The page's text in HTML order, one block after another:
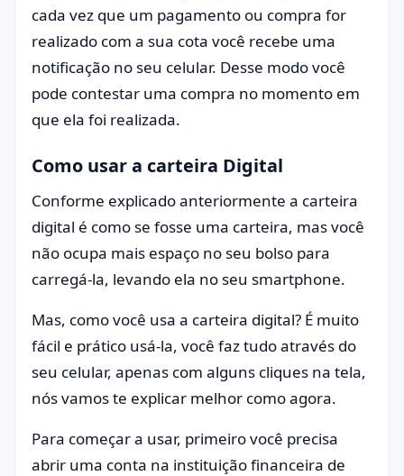
cada vez que um pagamento ou compra for
realizado com a sua cota você recebe uma
notificação no seu celular. Desse modo você
pode contestar uma compra no momento em
que ela foi realizada.
Como usar a carteira Digital
Conforme explicado anteriormente a carteira
digital é como se fosse uma carteira, mas você
não ocupa mais espaço no seu bolso para
carregá-la, levando ela no seu smartphone.
Mas, como você usa a carteira digital? É muito
fácil e prático usá-la, você faz tudo através do
seu celular, apenas com alguns cliques na tela,
nós vamos te explicar melhor como agora.
Para começar a usar, primeiro você precisa
abrir uma conta na instituição financeira de